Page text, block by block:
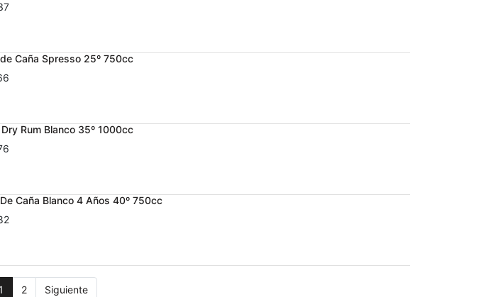
de Caña Spresso 25º 750cc
Rum Blanco 35º 1000cc
Caña Blanco 4 Años 40º 750cc
2 Siguiente